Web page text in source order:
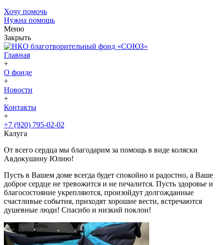
Хочу помочь
Нужна помощь
Меню
Закрыть
Главная
+
О фонде
+
Новости
+
Контакты
+
+7 (920) 795-02-02
Калуга
От всего сердца мы благодарим за помощь в виде коляски
Авдокушину Юлию!
Пусть в Вашем доме всегда будет спокойно и радостно, а Ваше
доброе сердце не тревожится и не печалится. Пусть здоровье и
благосостояние укрепляются, произойдут долгожданные
счастливые события, приходят хорошие вести, встречаются
душевные люди! Спасибо и низкий поклон!